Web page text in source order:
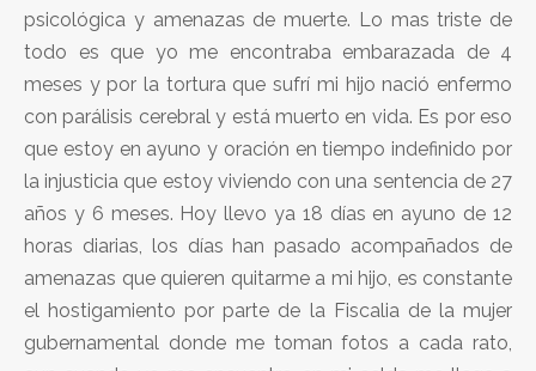
psicológica y amenazas de muerte. Lo mas triste de
todo es que yo me encontraba embarazada de 4
meses y por la tortura que sufrí mi hijo nació enfermo
con parálisis cerebral y está muerto en vida. Es por eso
que estoy en ayuno y oración en tiempo indefinido por
la injusticia que estoy viviendo con una sentencia de 27
años y 6 meses. Hoy llevo ya 18 días en ayuno de 12
horas diarias, los días han pasado acompañados de
amenazas que quieren quitarme a mi hijo, es constante
el hostigamiento por parte de la Fiscalia de la mujer
gubernamental donde me toman fotos a cada rato,